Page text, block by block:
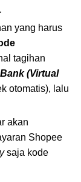
yang harus
tagihan
(Virtual
otomatis), lalu
akan
Shopee
saja kode